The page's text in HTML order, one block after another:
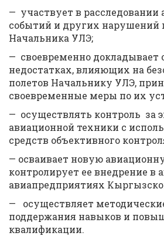
— участвует в
событий и других нарушений
Начальника УЛЭ;
— своевременно докладывает
недостатках, влияющих на
полетов Начальнику УЛЭ,
своевременные меры по их
— осуществлять контроль за
авиационной техники с
средств объективного
— осваивает новую
контролирует ее внедрение в
авиапредприятиях
— осуществляет
поддержания навыков и
квалификации.